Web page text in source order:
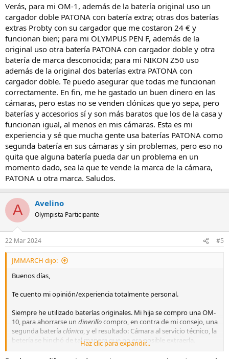
Verás, para mi OM-1, además de la batería original uso un
cargador doble PATONA con batería extra; otras dos baterías
extras Probty con su cargador que me costaron 24 € y
funcionan bien; para mi OLYMPUS PEN F, además de la
original uso otra batería PATONA con cargador doble y otra
batería de marca desconocida; para mi NIKON Z50 uso
además de la original dos baterías extra PATONA con
cargador doble. Te puedo asegurar que todas me funcionan
correctamente. En fin, me he gastado un buen dinero en las
cámaras, pero estas no se venden clónicas que yo sepa, pero
baterías y accesorios sí y son más baratos que los de la casa y
funcionan igual, al menos en mis cámaras. Esta es mi
experiencia y sé que mucha gente usa baterías PATONA como
segunda batería en sus cámaras y sin problemas, pero eso no
quita que alguna batería pueda dar un problema en un
momento dado, sea la que te vende la marca de la cámara,
PATONA u otra marca. Saludos.
A Avelino
Olympista Participante
22 Mar 2024 #5
JMMARCH dijo:
Buenos días,
Te cuento mi opinión/experiencia totalmente personal.
Siempre he utilizado baterías originales. Mi hija se compro una OM-
10, para ahorrarse un dinerillocompro, en contra de mi consejo, una
segunda batería clónica, y el resultado: Cámara al servicio técnico, la
betería se hinchó de tal manera que no era posible extraerla.
Haz clic para expandir...